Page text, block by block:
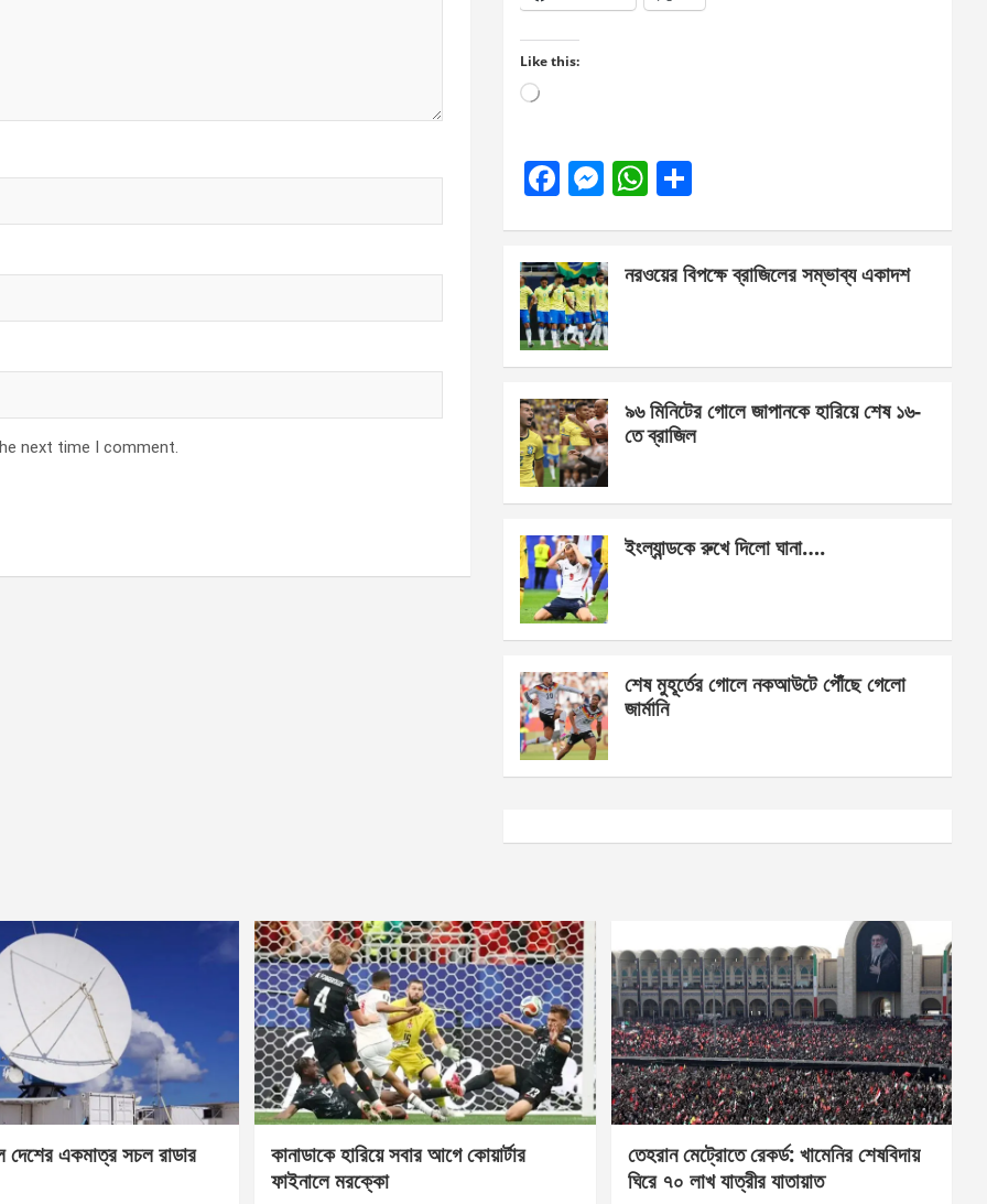
next time I comment.
Like this:
Loading…
F
b
o
o
k
M
n
g
er
W
s
e
নরওয়ের বিপক্ষে ব্রাজিলের সম্ভাব্য একাদশ
৯৬ মিনিটের গোলে জাপানকে হারিয়ে শেষ ১৬-
তে ব্রাজিল
ইংল্যান্ডকে রুখে দিলো ঘানা….
শেষ মুহূর্তের গোলে নকআউটে পৌঁছে গেলো
জার্মানি
দেশের একমাত্র সচল রাডার
কানাডাকে হারিয়ে সবার আগে কোয়ার্টার
ফাইনালে মরক্কো
তেহরান মেট্রোতে রেকর্ড: খামেনির শেষবিদায়
ঘিরে ৭০ লাখ যাত্রীর যাতায়াত